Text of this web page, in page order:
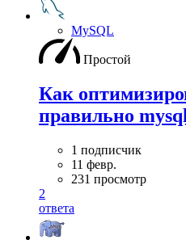
MySQL
Простой
Как
правильно
1 подписчик
11 февр.
231 просмотр
2
ответа